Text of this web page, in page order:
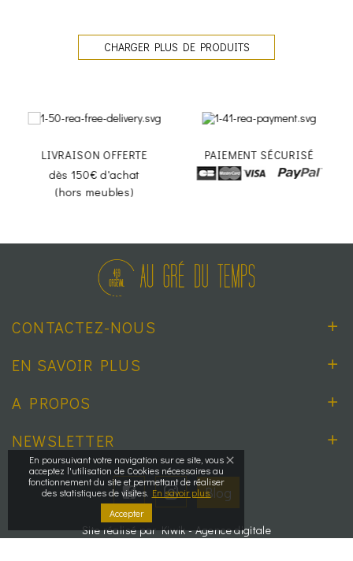
CHARGER PLUS DE PRODUITS
LIVRAISON OFFERTE
dès 150€ d'achat
(hors meubles)
PAIEMENT SÉCURISÉ
CONTACTEZ-NOUS
EN SAVOIR PLUS
A PROPOS
NEWSLETTER
Blog
Site réalisé par Kiwik - Agence digitale
En poursuivant votre navigation sur ce site, vous
acceptez l'utilisation de Cookies nécessaires au
fonctionnement du site et permettant de réaliser
des statistiques de visites. En savoir plus.
Accepter